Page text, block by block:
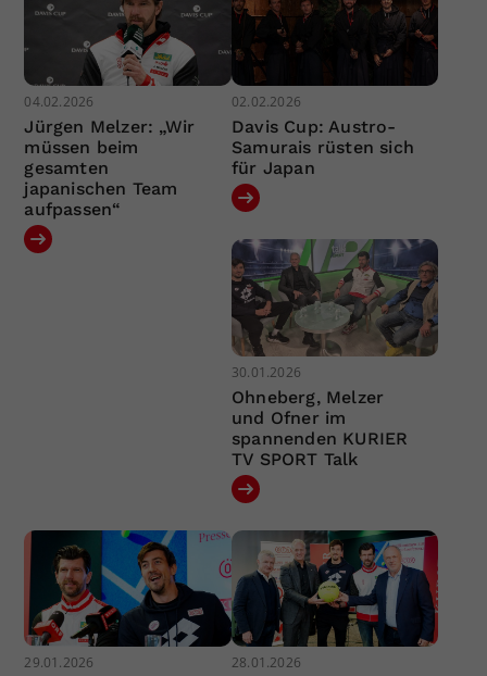
04.02.2026
Jürgen Melzer: „Wir
müssen beim
gesamten
japanischen Team
aufpassen“
02.02.2026
Davis Cup: Austro-
Samurais rüsten sich
für Japan
30.01.2026
Ohneberg, Melzer
und Ofner im
spannenden KURIER
TV SPORT Talk
29.01.2026 28.01.2026